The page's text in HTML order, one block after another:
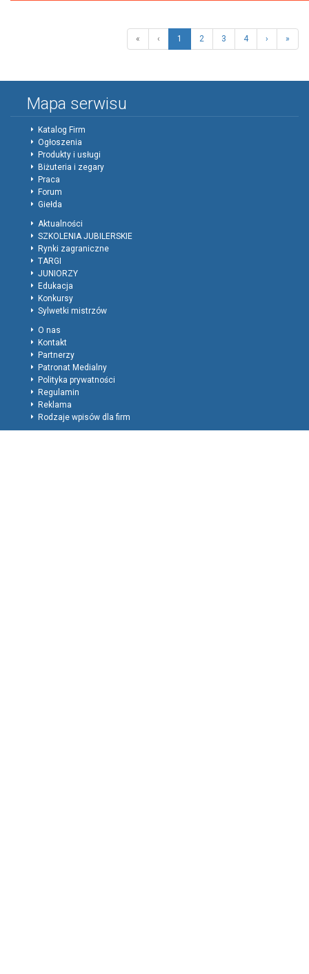
« ‹ 1 2 3 4 › »
Mapa serwisu
Katalog Firm
Ogłoszenia
Produkty i usługi
Biżuteria i zegary
Praca
Forum
Giełda
Aktualności
SZKOLENIA JUBILERSKIE
Rynki zagraniczne
TARGI
JUNIORZY
Edukacja
Konkursy
Sylwetki mistrzów
O nas
Kontakt
Partnerzy
Patronat Medialny
Polityka prywatności
Regulamin
Reklama
Rodzaje wpisów dla firm